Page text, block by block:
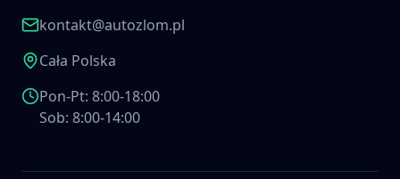
kontakt@autozlom.pl
Cała Polska
Pon-Pt: 8:00-18:00
Sob: 8:00-14:00